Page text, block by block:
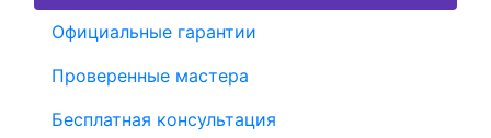
Официальные гарантии
Проверенные мастера
Бесплатная консультация